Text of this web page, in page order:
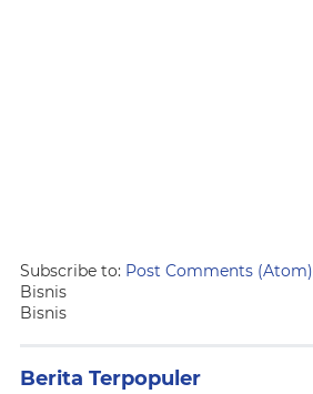
Subscribe to: Post Comments (Atom)
Bisnis
Bisnis
Berita Terpopuler